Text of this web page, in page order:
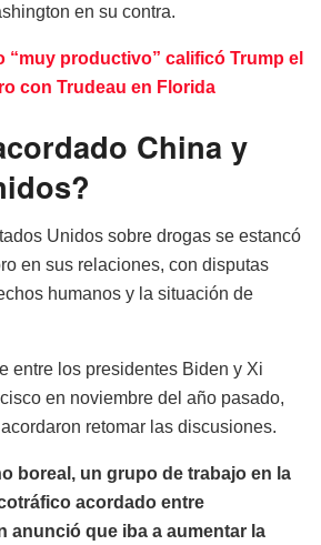
en su contra.
“muy productivo” calificó Trump el
con Trudeau en Florida
China y
Unidos sobre drogas se estancó
en sus relaciones, con disputas
humanos y la situación de
entre los presidentes Biden y Xi
en noviembre del año pasado,
retomar las discusiones.
boreal, un grupo de trabajo en la
acordado entre
anunció que iba a aumentar la